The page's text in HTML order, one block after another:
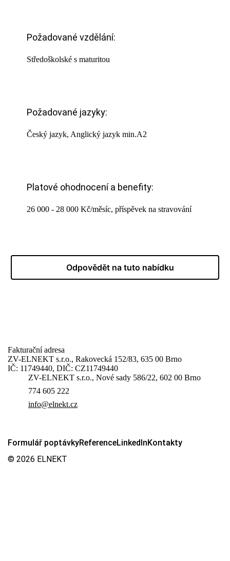
Požadované vzdělání:
Středoškolské s maturitou
Požadované jazyky:
Český jazyk, Anglický jazyk min.A2
Platové ohodnocení a benefity:
26 000 - 28 000 Kč/měsíc, příspěvek na stravování
Odpovědět na tuto nabídku
Fakturační adresa
ZV-ELNEKT s.r.o., Rakovecká 152/83, 635 00 Brno
IČ: 11749440, DIČ: CZ11749440
ZV-ELNEKT s.r.o., Nové sady 586/22, 602 00 Brno
774 605 222
info@elnekt.cz
Formulář poptávkyReferenceLinkedInKontakty
© 2026 ELNEKT